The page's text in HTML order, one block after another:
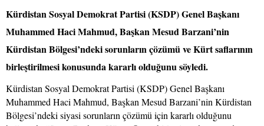
Kürdistan Sosyal Demokrat Partisi (KSDP) Genel Başkanı
Muhammed Haci Mahmud, Başkan Mesud Barzani’nin
Kürdistan Bölgesi’ndeki sorunların çözümü ve Kürt saflarının
birleştirilmesi konusunda kararlı olduğunu söyledi.
Kürdistan Sosyal Demokrat Partisi (KSDP) Genel Başkanı
Muhammed Haci Mahmud, Başkan Mesud Barzani’nin Kürdistan
Bölgesi’ndeki siyasi sorunların çözümü için kararlı olduğunu